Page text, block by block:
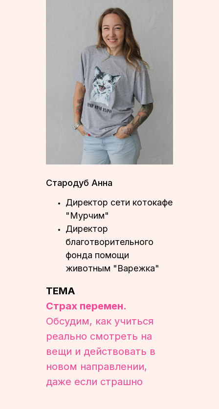
Стародуб Анна
Директор сети котокафе
"Мурчим"
Директор
благотворительного
фонда помощи
животным "Варежка"
ТЕМА
Страх перемен.
Обсудим, как учиться
реально смотреть на
вещи и действовать в
новом направлении,
даже если страшно